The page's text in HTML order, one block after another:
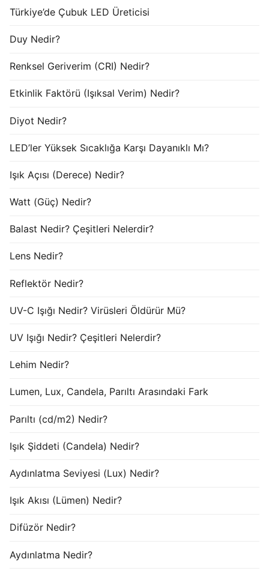
Türkiye’de Çubuk LED Üreticisi
Duy Nedir?
Renksel Geriverim (CRI) Nedir?
Etkinlik Faktörü (Işıksal Verim) Nedir?
Diyot Nedir?
LED’ler Yüksek Sıcaklığa Karşı Dayanıklı Mı?
Işık Açısı (Derece) Nedir?
Watt (Güç) Nedir?
Balast Nedir? Çeşitleri Nelerdir?
Lens Nedir?
Reflektör Nedir?
UV-C Işığı Nedir? Virüsleri Öldürür Mü?
UV Işığı Nedir? Çeşitleri Nelerdir?
Lehim Nedir?
Lumen, Lux, Candela, Parıltı Arasındaki Fark
Parıltı (cd/m2) Nedir?
Işık Şiddeti (Candela) Nedir?
Aydınlatma Seviyesi (Lux) Nedir?
Işık Akısı (Lümen) Nedir?
Difüzör Nedir?
Aydınlatma Nedir?